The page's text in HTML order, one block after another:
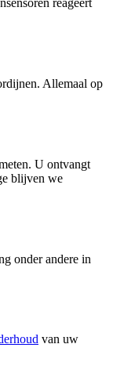
reageert
Allemaal op
U ontvangt
blijven we
onder andere in
van uw